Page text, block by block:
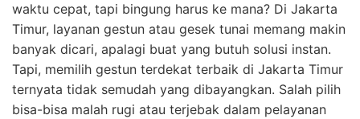
waktu cepat, tapi bingung harus ke mana? Di Jakarta
Timur, layanan gestun atau gesek tunai memang makin
banyak dicari, apalagi buat yang butuh solusi instan.
Tapi, memilih gestun terdekat terbaik di Jakarta Timur
ternyata tidak semudah yang dibayangkan. Salah pilih
bisa-bisa malah rugi atau terjebak dalam pelayanan